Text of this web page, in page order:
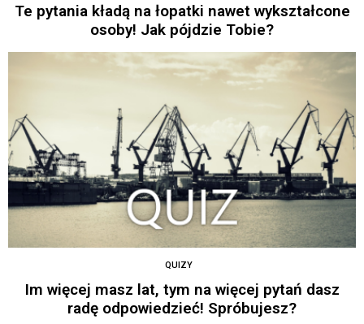
Te pytania kładą na łopatki nawet wykształcone
osoby! Jak pójdzie Tobie?
QUIZY
Im więcej masz lat, tym na więcej pytań dasz
radę odpowiedzieć! Spróbujesz?